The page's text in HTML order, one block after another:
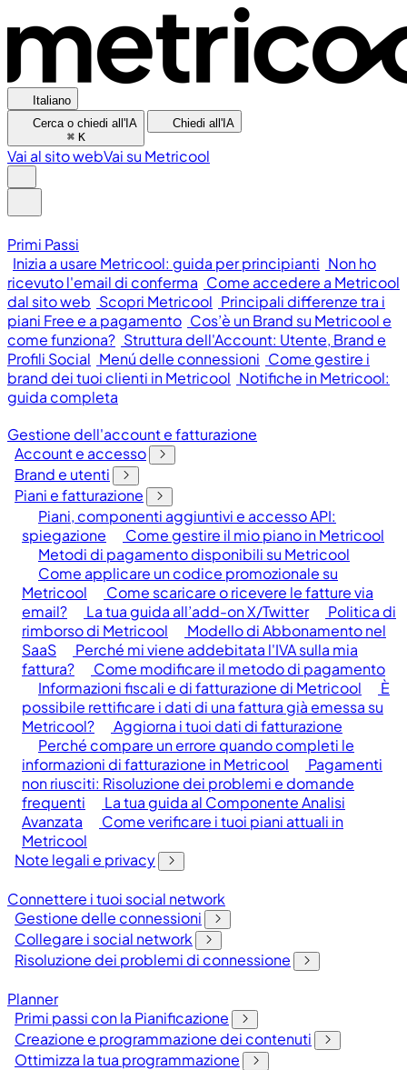
Italiano
Cerca o chiedi all'IA
⌘ K
Chiedi all'IA
Vai al sito webVai su Metricool
Primi Passi
Inizia a usare Metricool: guida per principianti Non ho
ricevuto l'email di conferma Come accedere a Metricool
dal sito web Scopri Metricool Principali differenze tra i
piani Free e a pagamento Cos’è un Brand su Metricool e
come funziona? Struttura dell'Account: Utente, Brand e
Profili Social Menú delle connessioni Come gestire i
brand dei tuoi clienti in Metricool Notifiche in Metricool:
guida completa
Gestione dell'account e fatturazione
Account e accesso
Brand e utenti
Piani e fatturazione
Piani, componenti aggiuntivi e accesso API:
spiegazione
Come gestire il mio piano in Metricool
Metodi di pagamento disponibili su Metricool
Come applicare un codice promozionale su
Metricool
Come scaricare o ricevere le fatture via
email?
La tua guida all’add-on X/Twitter
Politica di
rimborso di Metricool
Modello di Abbonamento nel
SaaS
Perché mi viene addebitata l'IVA sulla mia
fattura?
Come modificare il metodo di pagamento
Informazioni fiscali e di fatturazione di Metricool
È
possibile rettificare i dati di una fattura già emessa su
Metricool?
Aggiorna i tuoi dati di fatturazione
Perché compare un errore quando completi le
informazioni di fatturazione in Metricool
Pagamenti
non riusciti: Risoluzione dei problemi e domande
frequenti
La tua guida al Componente Analisi
Avanzata
Come verificare i tuoi piani attuali in
Metricool
Note legali e privacy
Connettere i tuoi social network
Gestione delle connessioni
Collegare i social network
Risoluzione dei problemi di connessione
Planner
Primi passi con la Pianificazione
Creazione e programmazione dei contenuti
Ottimizza la tua programmazione